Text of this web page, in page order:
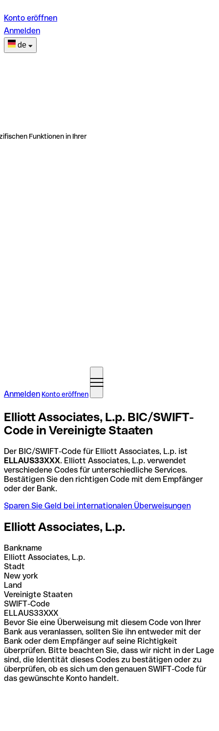
Konto eröffnen
Anmelden
de
Funktionen in Ihrer
Anmelden Konto eröffnen
Elliott Associates, L.p. BIC/SWIFT-
Code in Vereinigte Staaten
Der BIC/SWIFT-Code für Elliott Associates, L.p. ist
ELLAUS33XXX. Elliott Associates, L.p. verwendet
verschiedene Codes für unterschiedliche Services.
Bestätigen Sie den richtigen Code mit dem Empfänger
oder der Bank.
Sparen Sie Geld bei internationalen Überweisungen
Elliott Associates, L.p.
Bankname
Elliott Associates, L.p.
Stadt
New york
Land
Vereinigte Staaten
SWIFT-Code
ELLAUS33XXX
Bevor Sie eine Überweisung mit diesem Code von Ihrer
Bank aus veranlassen, sollten Sie ihn entweder mit der
Bank oder dem Empfänger auf seine Richtigkeit
überprüfen. Bitte beachten Sie, dass wir nicht in der Lage
sind, die Identität dieses Codes zu bestätigen oder zu
überprüfen, ob es sich um den genauen SWIFT-Code für
das gewünschte Konto handelt.